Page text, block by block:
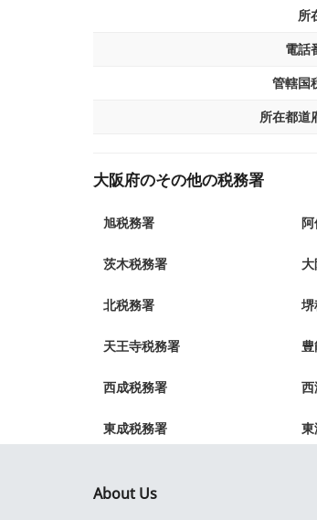
所
電話
管轄国
所在都道
大阪府のその他の税務署
旭税務署
茨木税務署
北税務署
天王寺税務署
西成税務署
東成税務署
About Us